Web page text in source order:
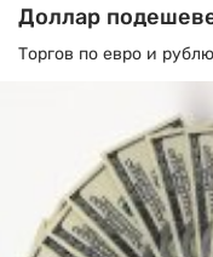
Доллар
Торгов по евро и